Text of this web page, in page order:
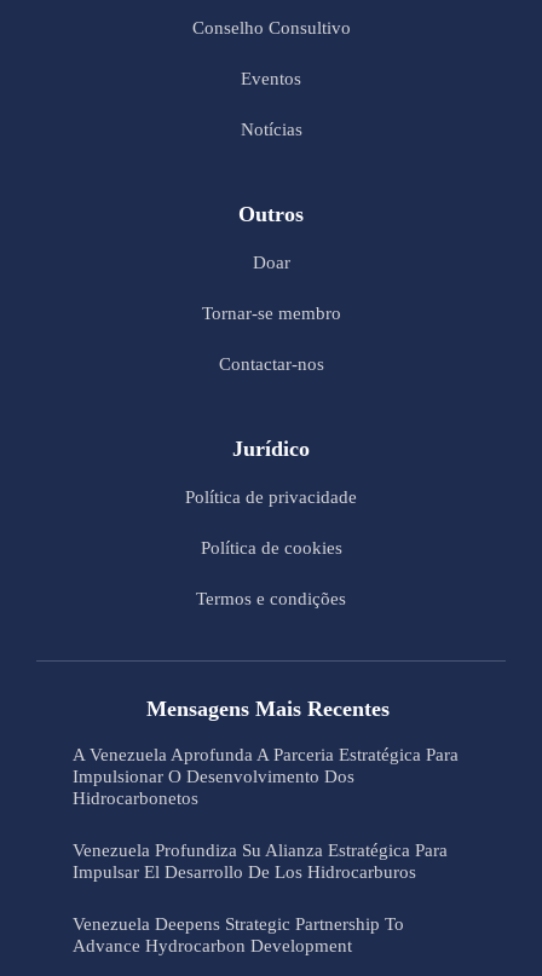
Conselho Consultivo
Eventos
Notícias
Outros
Doar
Tornar-se membro
Contactar-nos
Jurídico
Política de privacidade
Política de cookies
Termos e condições
Mensagens Mais Recentes
A Venezuela Aprofunda A Parceria Estratégica Para
Impulsionar O Desenvolvimento Dos
Hidrocarbonetos
Venezuela Profundiza Su Alianza Estratégica Para
Impulsar El Desarrollo De Los Hidrocarburos
Venezuela Deepens Strategic Partnership To
Advance Hydrocarbon Development